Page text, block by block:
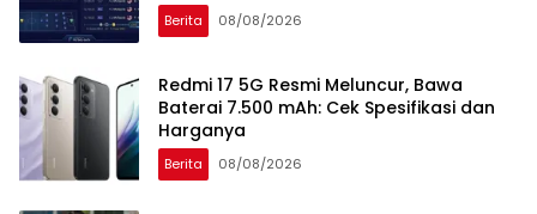
Berita 08/08/2026
Redmi 17 5G Resmi Meluncur, Bawa
Baterai 7.500 mAh: Cek Spesifikasi dan
Harganya
Berita 08/08/2026